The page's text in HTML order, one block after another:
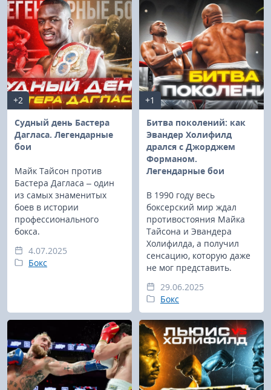
+2
Судный день Бастера
Дагласа. Легендарные
бои
Майк Тайсон против
Бастера Дагласа – один
из самых знаменитых
боев в истории
профессионального
бокса.
4.07.2025
Бокс
+1
Битва поколений: как
Эвандер Холифилд
дрался с Джорджем
Форманом.
Легендарные бои
В 1990 году весь
боксерский мир ждал
противостояния Майка
Тайсона и Эвандера
Холифилда, а получил
сенсацию, которую даже
не мог представить.
29.06.2025
Бокс